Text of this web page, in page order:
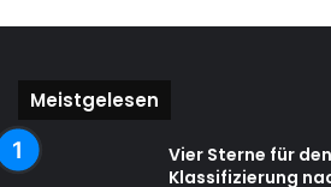
Meistgelesen
Vier Sterne für
Klassifizierung